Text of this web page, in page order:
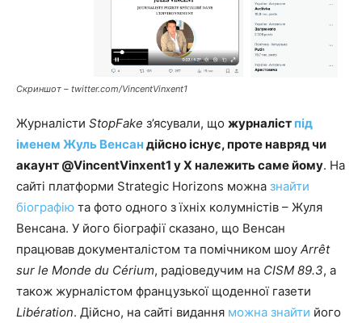
Скриншот – twitter.com/VincentVinxent1
Журналісти StopFake з’ясували, що журналіст під
іменем Жуль Венсaн дійсно існує, проте навряд чи
акаунт @VincentVinxent1 у X належить саме йому. На
сайті платформи Strategic Horizons можна знайти
біографію та фото одного з їхніх колумністів – Жуля
Венсана. У його біографії сказано, що Венсан
працював документалістом та помічником шоу Arrêt
sur le Monde du Cérium, радіоведучим на CISM 89.3, а
також журналістом французької щоденної газети
Libération. Дійсно, на сайті видання можна знайти його